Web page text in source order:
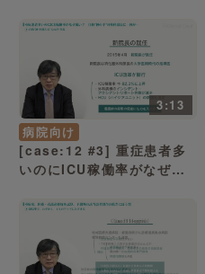
長に一因が…「7対1病棟の
看護師の負担増大」（病院
経営ケーススタディー）
3:13
病院向け
[case:12 #3] 重症患者多
いのにICU稼働率がなぜ低
長に一因が…「自称“神”を
超える“天の声”登場！」
（病院経営ケーススタディ
ー）